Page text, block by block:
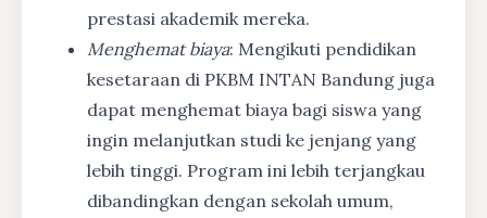
prestasi akademik mereka.
Menghemat biaya: Mengikuti pendidikan
kesetaraan di PKBM INTAN Bandung juga
dapat menghemat biaya bagi siswa yang
ingin melanjutkan studi ke jenjang yang
lebih tinggi. Program ini lebih terjangkau
dibandingkan dengan sekolah umum,